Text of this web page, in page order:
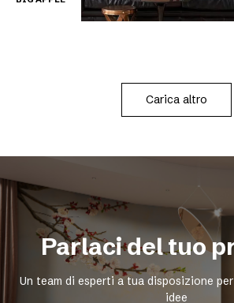
Carica altro
Parlaci del tuo
Un team di esperti a tua disposizione
idee